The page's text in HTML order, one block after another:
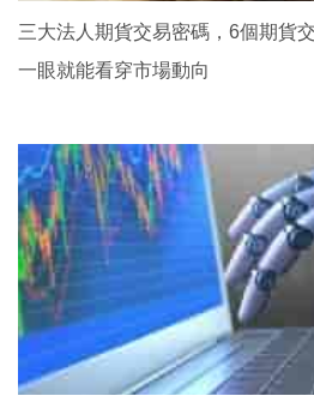
三大法人期貨交易密碼，6個期貨
一眼就能看穿市場動向